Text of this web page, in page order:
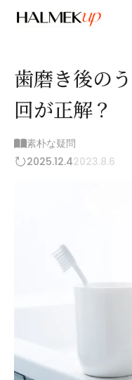
歯磨き後の
回が正解？
素朴な疑問
2025.12.42023.8.6